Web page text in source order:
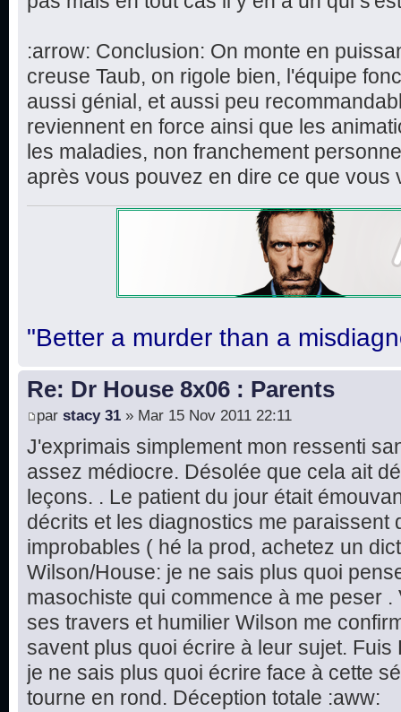
:arrow: Conclusion: On monte en
creuse Taub, on rigole bien, l'équipe
aussi génial, et aussi peu
reviennent en force ainsi que les
les maladies, non franchement
après vous pouvez en dire ce que vous
"Better a murder than a
Re: Dr House 8x06 : Parents
par stacy 31 » Mar 15 Nov 2011 22:11
J'exprimais simplement mon ressenti
assez médiocre. Désolée que cela ait
leçons. . Le patient du jour était
décrits et les diagnostics me paraissent
improbables ( hé la prod, achetez un
Wilson/House: je ne sais plus quoi
masochiste qui commence à me peser
ses travers et humilier Wilson me
savent plus quoi écrire à leur sujet.
je ne sais plus quoi écrire face à cette
tourne en rond. Déception totale :aww: